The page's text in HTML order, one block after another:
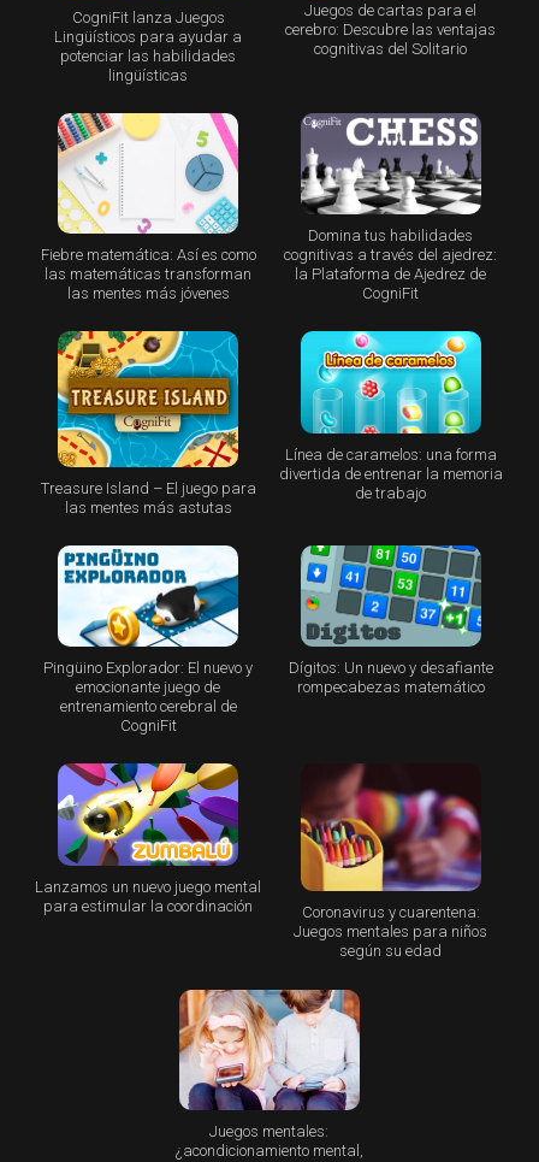
CogniFit lanza Juegos
Lingüísticos para ayudar a
potenciar las habilidades
lingüísticas
Juegos de cartas para el
cerebro: Descubre las ventajas
cognitivas del Solitario
Fiebre matemática: Así es como
las matemáticas transforman
las mentes más jóvenes
Domina tus habilidades
cognitivas a través del ajedrez:
la Plataforma de Ajedrez de
CogniFit
Treasure Island – El juego para
las mentes más astutas
Línea de caramelos: una forma
divertida de entrenar la memoria
de trabajo
Pingüino Explorador: El nuevo y
emocionante juego de
entrenamiento cerebral de
CogniFit
Dígitos: Un nuevo y desafiante
rompecabezas matemático
Lanzamos un nuevo juego mental
para estimular la coordinación
Coronavirus y cuarentena:
Juegos mentales para niños
según su edad
Juegos mentales:
¿acondicionamiento mental,